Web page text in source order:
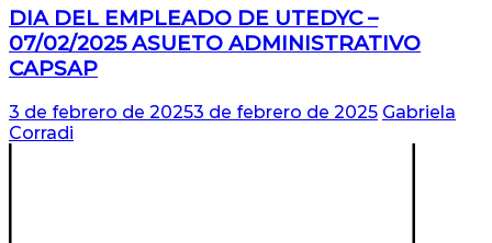
DIA DEL EMPLEADO DE UTEDYC –
07/02/2025 ASUETO ADMINISTRATIVO
CAPSAP
3 de febrero de 20253 de febrero de 2025 Gabriela
Corradi